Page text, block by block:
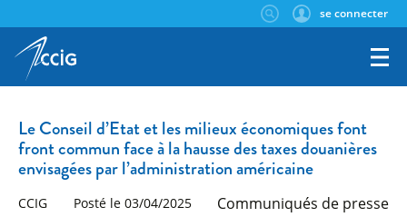
se connecter
Le Conseil d’Etat et les milieux économiques font
front commun face à la hausse des taxes douanières
envisagées par l’administration américaine
CCIG Posté le 03/04/2025
Communiqués de presse